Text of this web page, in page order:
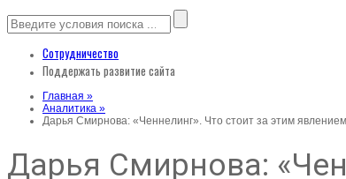
Сотрудничество
Поддержать развитие сайта
Главная »
Аналитика »
Дарья Смирнова: «Ченнелинг». Что стоит за этим
Дарья Смирнова: